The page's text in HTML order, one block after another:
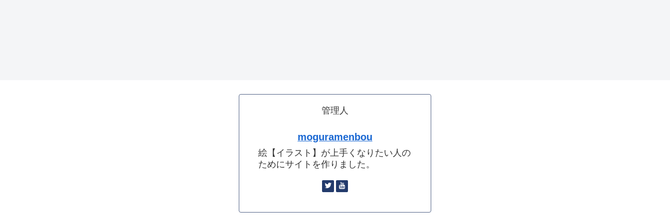
管理人
moguramenbou
絵【イラスト】が上手くなりたい人の
ためにサイトを作りました。